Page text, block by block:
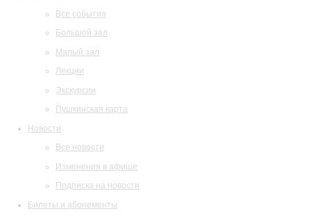
Все события
Большой зал
Малый зал
Лекции
Экскурсии
Пушкинская карта
Новости
Все новости
Изменения в афише
Подписка на новости
Билеты и абонементы